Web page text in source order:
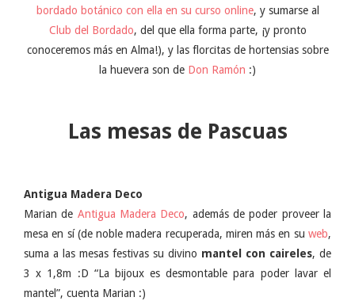
bordado botánico con ella en su curso online, y sumarse al
Club del Bordado, del que ella forma parte, ¡y pronto
conoceremos más en Alma!), y las florcitas de hortensias sobre
la huevera son de Don Ramón :)
Las mesas de Pascuas
Antigua Madera Deco
Marian de Antigua Madera Deco, además de poder proveer la
mesa en sí (de noble madera recuperada, miren más en su web,
suma a las mesas festivas su divino mantel con caireles, de
3 x 1,8m :D “La bijoux es desmontable para poder lavar el
mantel”, cuenta Marian :)